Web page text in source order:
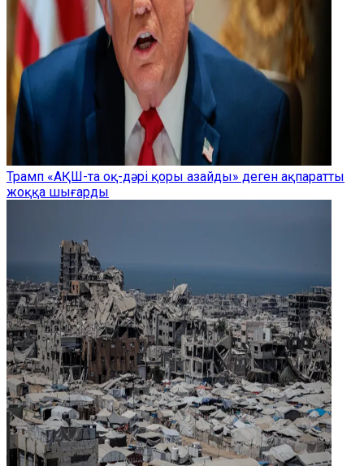
Трамп «АҚШ-та оқ-дәрі қоры азайды» деген ақпаратты
жоққа шығарды